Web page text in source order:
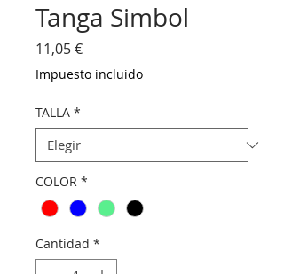
Tanga Simbol
11,05 €Precio
Impuesto incluido
TALLA *
COLOR *
Cantidad *